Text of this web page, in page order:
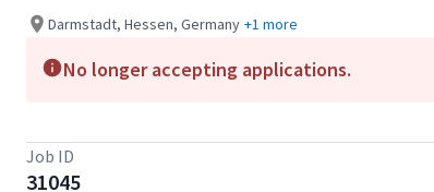
Darmstadt, Hessen, Germany +1 more
No longer accepting applications.
Job ID
31045